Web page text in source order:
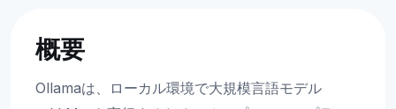
概要
Ollamaは、ローカル環境で大規模言語モデル